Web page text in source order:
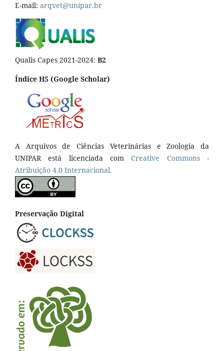
E-mail: arqvet@unipar.br
Qualis Capes 2021-2024: B2
Índice H5 (Google Scholar)
A Arquivos de Ciências Veterinárias e Zoologia da
UNIPAR está licenciada comCreative Commons -
Atribuição 4.0 Internacional.
Preservação Digital